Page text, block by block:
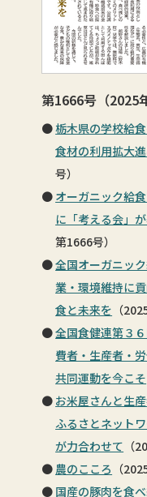
第1666号（2025
栃木県の学校給
食材の利用拡大
号）
オーガニック給
に「考える会」
第1666号）
全国オーガニッ
業・環境維持に
食と未来を （
全国食健連第３
費者・生産者・
共同運動を今こそ
お米屋さんと生
ふるさとネット
が力合わせて （
農のこころ （
国産の豚肉を食